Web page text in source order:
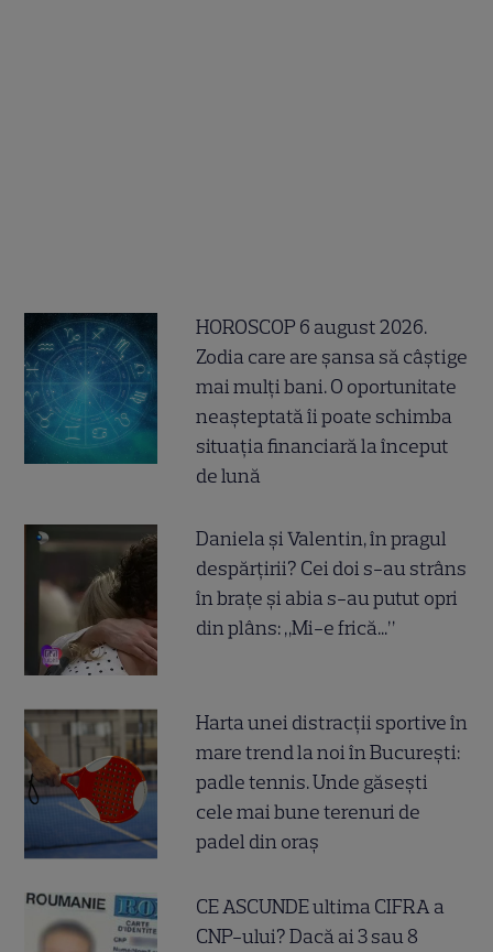
HOROSCOP 6 august 2026.
Zodia care are șansa să câștige
mai mulți bani. O oportunitate
neașteptată îi poate schimba
situația financiară la început
de lună
Daniela și Valentin, în pragul
despărțirii? Cei doi s-au strâns
în brațe și abia s-au putut opri
din plâns: „Mi-e frică...”
Harta unei distracții sportive în
mare trend la noi în București:
padle tennis. Unde găsești
cele mai bune terenuri de
padel din oraș
CE ASCUNDE ultima CIFRA a
CNP-ului? Dacă ai 3 sau 8